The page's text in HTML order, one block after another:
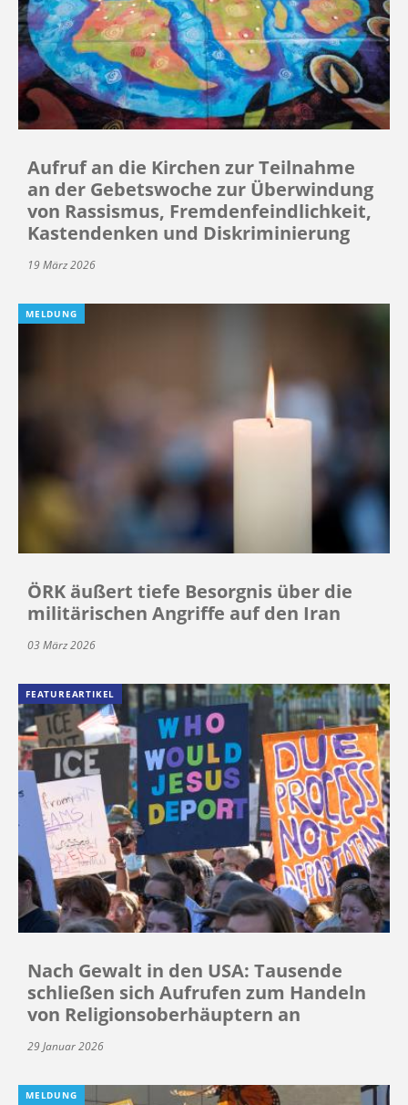
Aufruf an die Kirchen zur Teilnahme
an der Gebetswoche zur Überwindung
von Rassismus, Fremdenfeindlichkeit,
Kastendenken und Diskriminierung
19 März 2026
MELDUNG
ÖRK äußert tiefe Besorgnis über die
militärischen Angriffe auf den Iran
03 März 2026
FEATUREARTIKEL
Nach Gewalt in den USA: Tausende
schließen sich Aufrufen zum Handeln
von Religionsoberhäuptern an
29 Januar 2026
MELDUNG